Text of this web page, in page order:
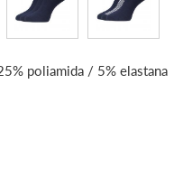
poliamida / 5% elastana